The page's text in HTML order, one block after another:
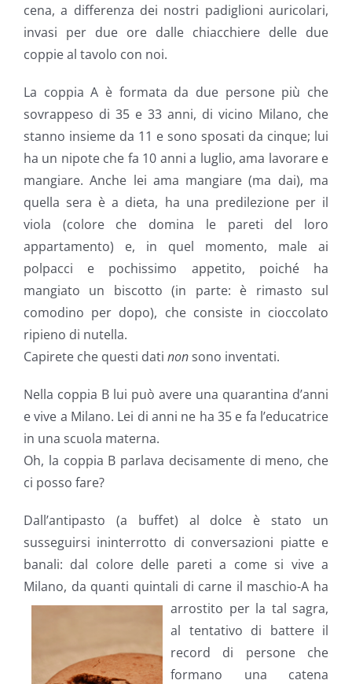
cena, a differenza dei nostri padiglioni auricolari,
invasi per due ore dalle chiacchiere delle due
coppie al tavolo con noi.
La coppia A è formata da due persone più che
sovrappeso di 35 e 33 anni, di vicino Milano, che
stanno insieme da 11 e sono sposati da cinque; lui
ha un nipote che fa 10 anni a luglio, ama lavorare e
mangiare. Anche lei ama mangiare (ma dai), ma
quella sera è a dieta, ha una predilezione per il
viola (colore che domina le pareti del loro
appartamento) e, in quel momento, male ai
polpacci e pochissimo appetito, poiché ha
mangiato un biscotto (in parte: è rimasto sul
comodino per dopo), che consiste in cioccolato
ripieno di nutella.
Capirete che questi dati nonsono inventati.
Nella coppia B lui può avere una quarantina d’anni
e vive a Milano. Lei di anni ne ha 35 e fa l’educatrice
in una scuola materna.
Oh, la coppia B parlava decisamente di meno, che
ci posso fare?
Dall’antipasto (a buffet) al dolce è stato un
susseguirsi ininterrotto di conversazioni piatte e
banali: dal colore delle pareti a come si vive a
Milano, da quanti quintali di carne il maschio-A ha
arrostito per la tal sagra,
al tentativo di battere il
record di persone che
formano una catena